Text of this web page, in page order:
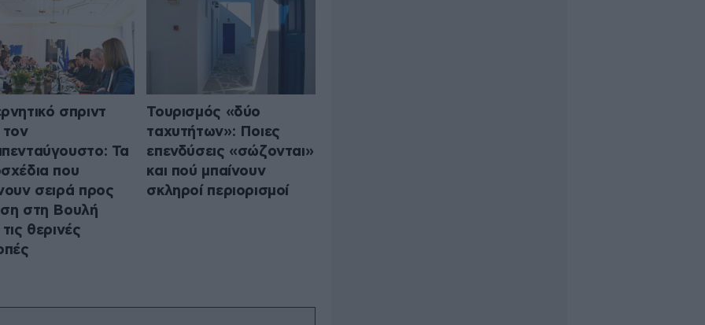
σπριντ
τον
Τα
που
σειρά προς
στη Βουλή
θερινές
Τουρισμός «δύο
ταχυτήτων»: Ποιες
επενδύσεις «σώζονται»
και πού μπαίνουν
σκληροί περιορισμοί